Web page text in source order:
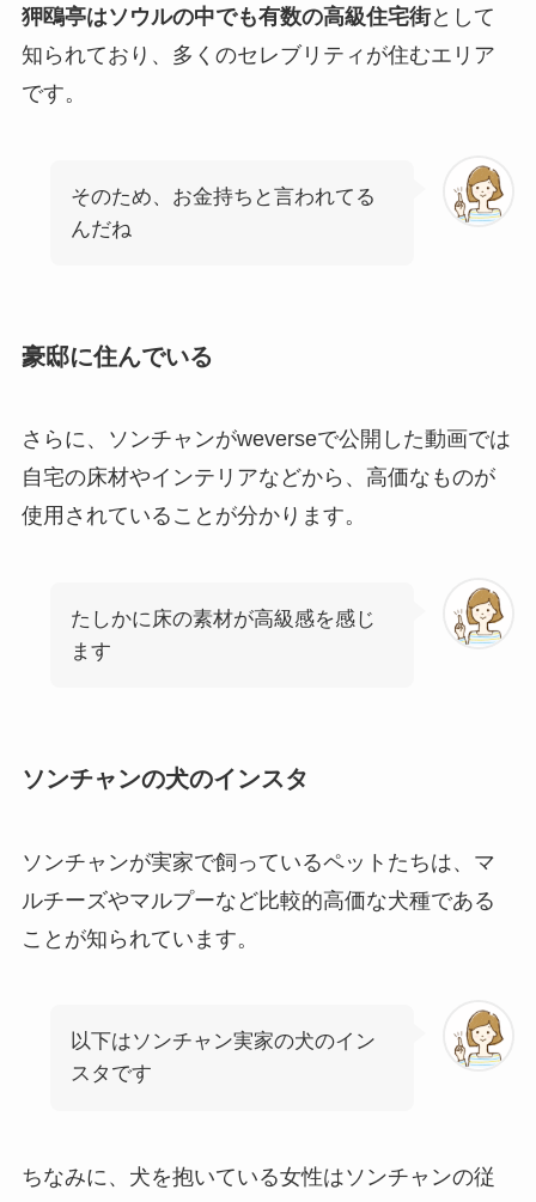
狎鴎亭はソウルの中でも有数の高級住宅街として
知られており、多くのセレブリティが住むエリア
です。
そのため、お金持ちと言われてる
んだね
豪邸に住んでいる
さらに、ソンチャンがweverseで公開した動画では
自宅の床材やインテリアなどから、高価なものが
使用されていることが分かります。
たしかに床の素材が高級感を感じ
ます
ソンチャンの犬のインスタ
ソンチャンが実家で飼っているペットたちは、マ
ルチーズやマルプーなど比較的高価な犬種である
ことが知られています。
以下はソンチャン実家の犬のイン
スタです
ちなみに、犬を抱いている女性はソンチャンの従